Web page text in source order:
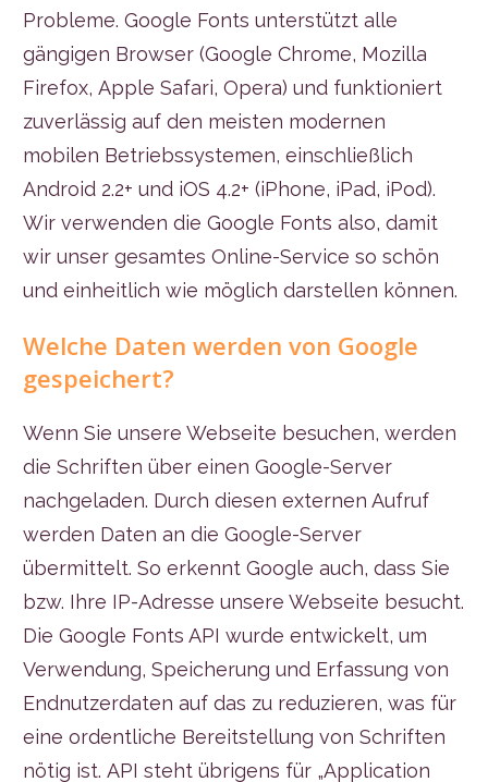
Probleme. Google Fonts unterstützt alle
gängigen Browser (Google Chrome, Mozilla
Firefox, Apple Safari, Opera) und funktioniert
zuverlässig auf den meisten modernen
mobilen Betriebssystemen, einschließlich
Android 2.2+ und iOS 4.2+ (iPhone, iPad, iPod).
Wir verwenden die Google Fonts also, damit
wir unser gesamtes Online-Service so schön
und einheitlich wie möglich darstellen können.
Welche Daten werden von Google
gespeichert?
Wenn Sie unsere Webseite besuchen, werden
die Schriften über einen Google-Server
nachgeladen. Durch diesen externen Aufruf
werden Daten an die Google-Server
übermittelt. So erkennt Google auch, dass Sie
bzw. Ihre IP-Adresse unsere Webseite besucht.
Die Google Fonts API wurde entwickelt, um
Verwendung, Speicherung und Erfassung von
Endnutzerdaten auf das zu reduzieren, was für
eine ordentliche Bereitstellung von Schriften
nötig ist. API steht übrigens für „Application